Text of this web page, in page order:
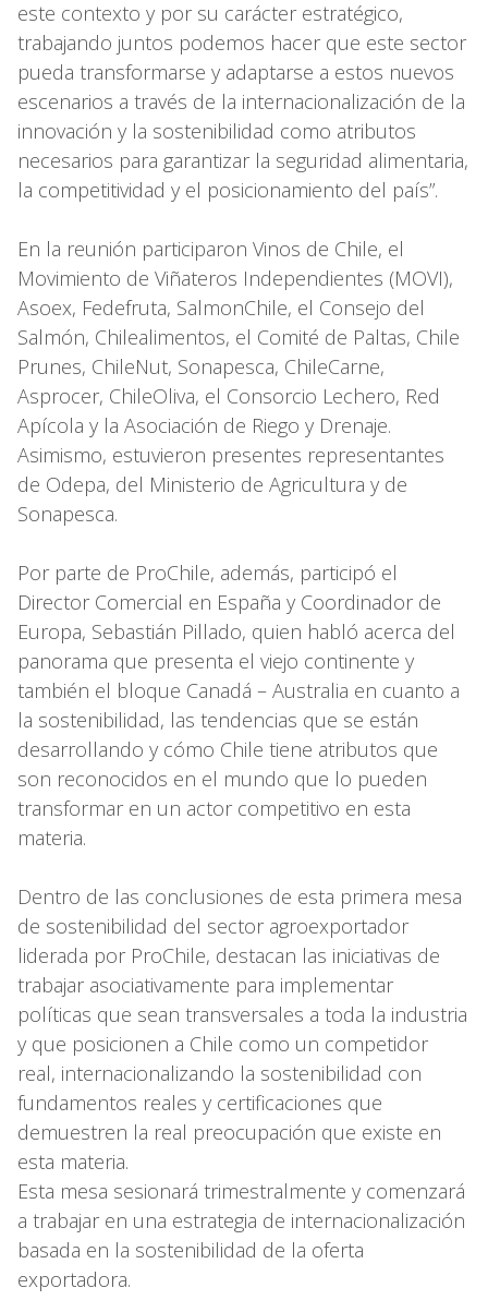
este contexto y por su carácter estratégico,
trabajando juntos podemos hacer que este sector
pueda transformarse y adaptarse a estos nuevos
escenarios a través de la internacionalización de la
innovación y la sostenibilidad como atributos
necesarios para garantizar la seguridad alimentaria,
la competitividad y el posicionamiento del país”.
En la reunión participaron Vinos de Chile, el
Movimiento de Viñateros Independientes (MOVI),
Asoex, Fedefruta, SalmonChile, el Consejo del
Salmón, Chilealimentos, el Comité de Paltas, Chile
Prunes, ChileNut, Sonapesca, ChileCarne,
Asprocer, ChileOliva, el Consorcio Lechero, Red
Apícola y la Asociación de Riego y Drenaje.
Asimismo, estuvieron presentes representantes
de Odepa, del Ministerio de Agricultura y de
Sonapesca.
Por parte de ProChile, además, participó el
Director Comercial en España y Coordinador de
Europa, Sebastián Pillado, quien habló acerca del
panorama que presenta el viejo continente y
también el bloque Canadá – Australia en cuanto a
la sostenibilidad, las tendencias que se están
desarrollando y cómo Chile tiene atributos que
son reconocidos en el mundo que lo pueden
transformar en un actor competitivo en esta
materia.
Dentro de las conclusiones de esta primera mesa
de sostenibilidad del sector agroexportador
liderada por ProChile, destacan las iniciativas de
trabajar asociativamente para implementar
políticas que sean transversales a toda la industria
y que posicionen a Chile como un competidor
real, internacionalizando la sostenibilidad con
fundamentos reales y certificaciones que
demuestren la real preocupación que existe en
esta materia.
Esta mesa sesionará trimestralmente y comenzará
a trabajar en una estrategia de internacionalización
basada en la sostenibilidad de la oferta
exportadora.